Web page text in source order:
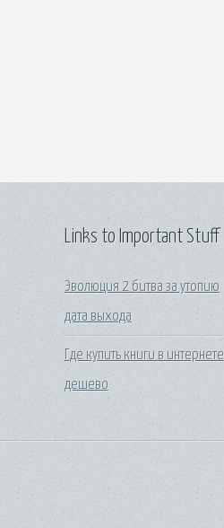
Links to Important Stuff
Эволюция 2 битва за утопию
дата выхода
Где купить книги в интернете
дешево